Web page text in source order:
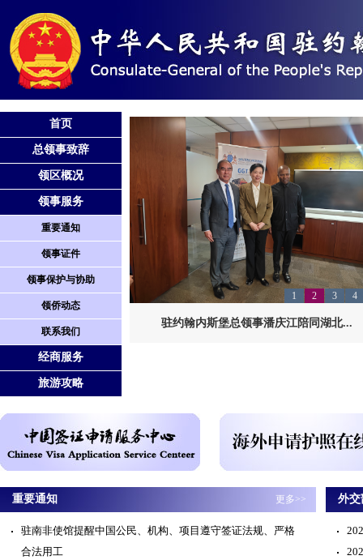
首页
总领事致辞
领区概况
领事服务
重要通知
领事证件
领事保护与协助
领侨动态
联系我们
经商服务
旅游攻略
1 2 3 4
驻约翰内斯堡总领事潘庆江陪同湖北...
重要通知 更多>>
驻南非使馆提醒中国公民、机构、项目遵守签证法规、严格
合法用工
外交